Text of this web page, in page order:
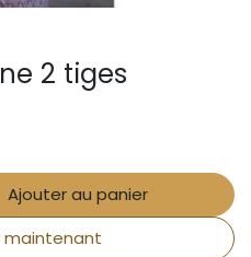
2 tiges
Ajouter au panier
maintenant